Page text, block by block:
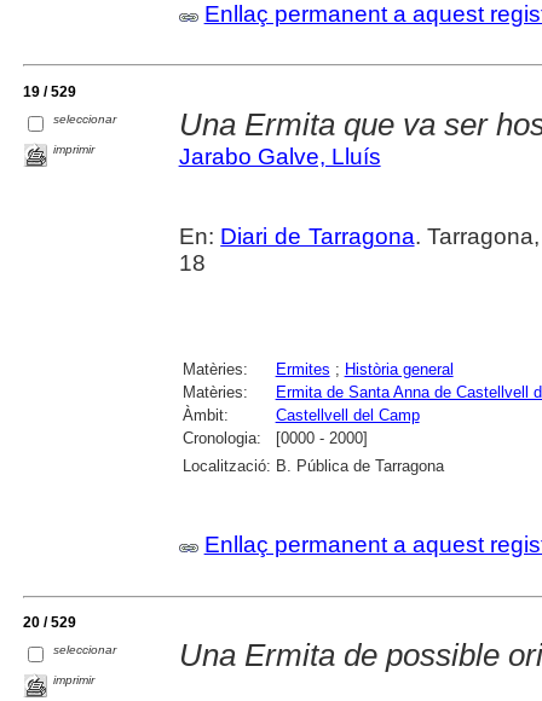
Enllaç permanent a aquest
19 / 529
seleccionar
imprimir
Una Ermita que va ser
Jarabo Galve, Lluís
En: Diari de Tarragona.
18
Matèries: Ermites ; Història general
Matèries:
Ermita de Santa Anna de Castellvell
Àmbit:
Castellvell del Camp
Cronologia:
[0000 - 2000]
Localització: B. Pública de Tarragona
Enllaç permanent a aquest
20 / 529
seleccionar
imprimir
Una Ermita de possible